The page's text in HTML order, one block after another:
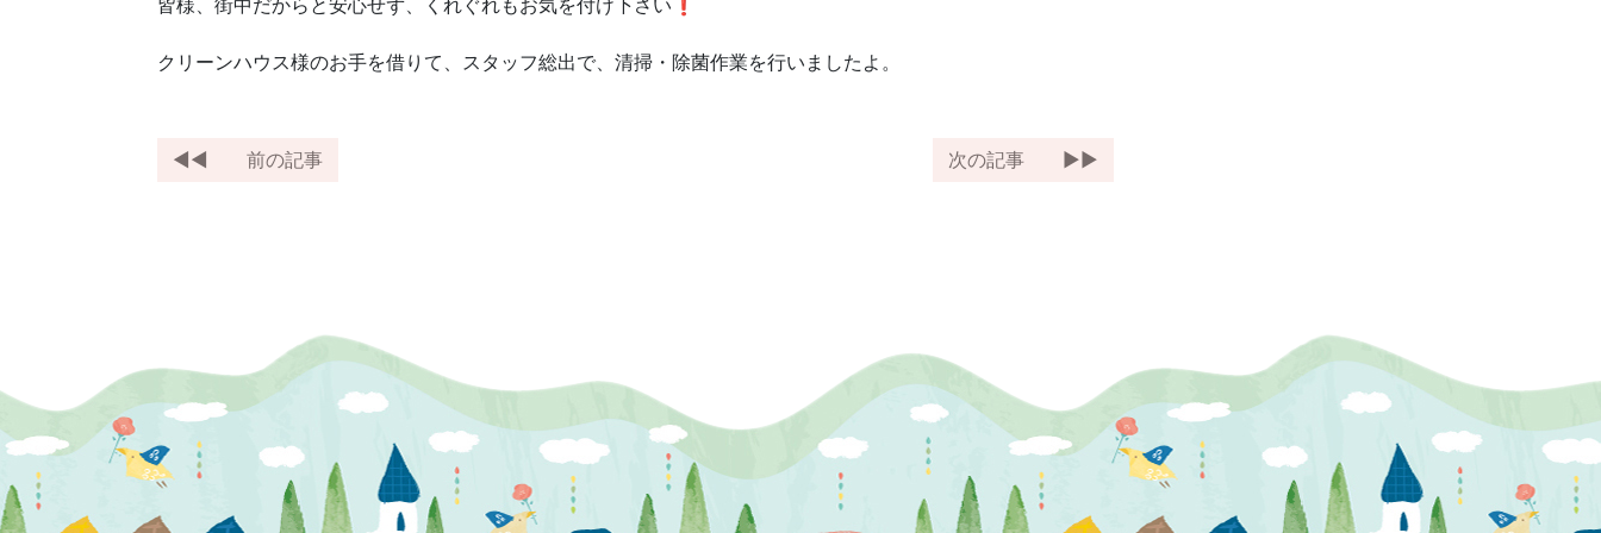
皆様、街中だからと安心せず、くれぐれもお気を付け下さい❗
クリーンハウス様のお手を借りて、スタッフ総出で、清掃・除菌作業を行いましたよ。
前の記事 次の記事